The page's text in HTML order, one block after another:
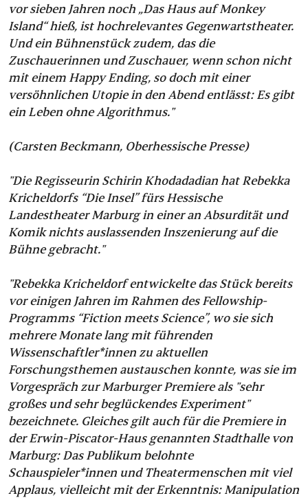
vor sieben Jahren noch „Das Haus auf Monkey
Island“ hieß, ist hochrelevantes Gegenwartstheater.
Und ein Bühnenstück zudem, das die
Zuschauerinnen und Zuschauer, wenn schon nicht
mit einem Happy Ending, so doch mit einer
versöhnlichen Utopie in den Abend entlässt: Es gibt
ein Leben ohne Algorithmus."
(Carsten Beckmann, Oberhessische Presse)
"Die Regisseurin Schirin Khodadadian hat Rebekka
Kricheldorfs “Die Insel” fürs Hessische
Landestheater Marburg in einer an Absurdität und
Komik nichts auslassenden Inszenierung auf die
Bühne gebracht."
"Rebekka Kricheldorf entwickelte das Stück bereits
vor einigen Jahren im Rahmen des Fellowship-
Programms “Fiction meets Science”, wo sie sich
mehrere Monate lang mit führenden
Wissenschaftler*innen zu aktuellen
Forschungsthemen austauschen konnte, was sie im
Vorgespräch zur Marburger Premiere als "sehr
großes und sehr beglückendes Experiment"
bezeichnete. Gleiches gilt auch für die Premiere in
der Erwin-Piscator-Haus genannten Stadthalle von
Marburg: Das Publikum belohnte
Schauspieler*innen und Theatermenschen mit viel
Applaus, vielleicht mit der Erkenntnis: Manipulation